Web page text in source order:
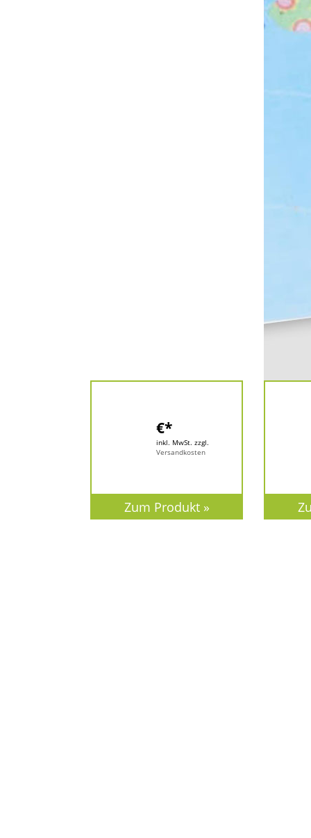
€*
inkl. MwSt. zzgl.
Versandkosten
Zum Produkt